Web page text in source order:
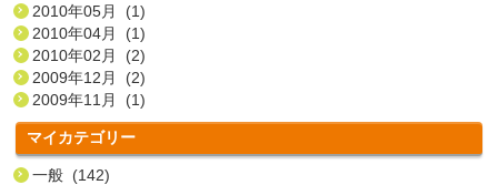
2010年05月 (1)
2010年04月 (1)
2010年02月 (2)
2009年12月 (2)
2009年11月 (1)
マイカテゴリー
一般 (142)